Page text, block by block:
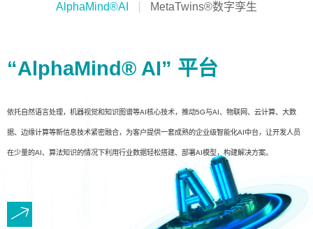
AlphaMind®AI MetaTwins®数字孪生
“AlphaMind® AI” 平台
依托自然语言处理，机器视觉和知识图谱等AI核心技术，推动5G与AI、物联网、云计算、大数
据、边缘计算等新信息技术紧密融合，为客户提供一套成熟的企业级智能化AI中台，让开发人员
在少量的AI、算法知识的情况下利用行业数据轻松搭建、部署AI模型，构建解决方案。